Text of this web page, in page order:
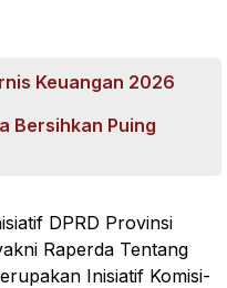
Keuangan 2026
Bersihkan Puing
DPRD Provinsi
Raperda Tentang
Inisiatif Komisi-